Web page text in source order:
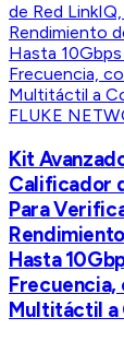
FLUKE
Kit
Calificador
Para
Hasta
Frecuencia,
Multitáctil a